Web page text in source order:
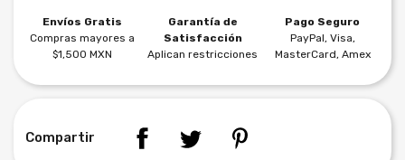
Envíos Gratis
Compras mayores a
$1,500 MXN
Garantía de
Satisfacción
Aplican restricciones
Pago Seguro
PayPal, Visa,
MasterCard, Amex
Compartir